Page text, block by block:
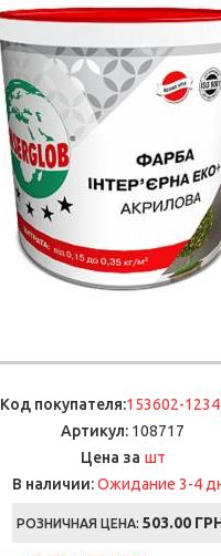
Код покупателя:153602-
Артикул: 108717
Цена за шт
В наличии:Ожидание 3-4
РОЗНИЧНАЯ ЦЕНА: 503.00